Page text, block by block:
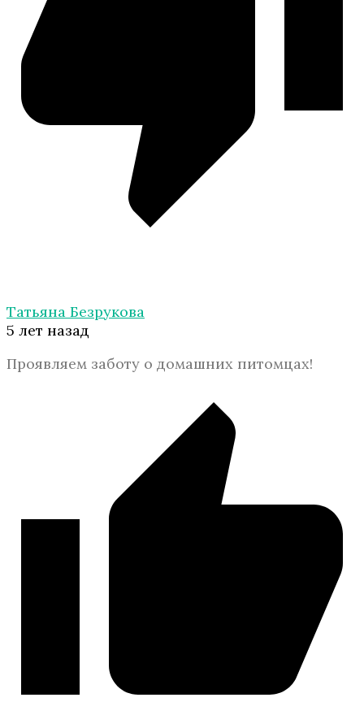
Татьяна Безрукова
5 лет назад
Проявляем заботу о домашних питомцах!